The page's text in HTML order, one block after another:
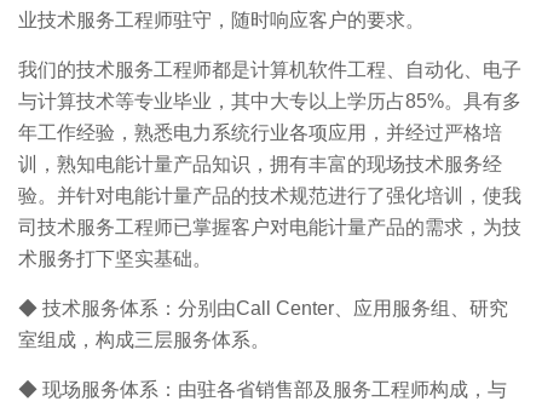
业技术服务工程师驻守，随时响应客户的要求。
我们的技术服务工程师都是计算机软件工程、自动化、电子
与计算技术等专业毕业，其中大专以上学历占85%。具有多
年工作经验，熟悉电力系统行业各项应用，并经过严格培
训，熟知电能计量产品知识，拥有丰富的现场技术服务经
验。并针对电能计量产品的技术规范进行了强化培训，使我
司技术服务工程师已掌握客户对电能计量产品的需求，为技
术服务打下坚实基础。
◆ 技术服务体系：分别由Call Center、应用服务组、研究
室组成，构成三层服务体系。
◆ 现场服务体系：由驻各省销售部及服务工程师构成，与